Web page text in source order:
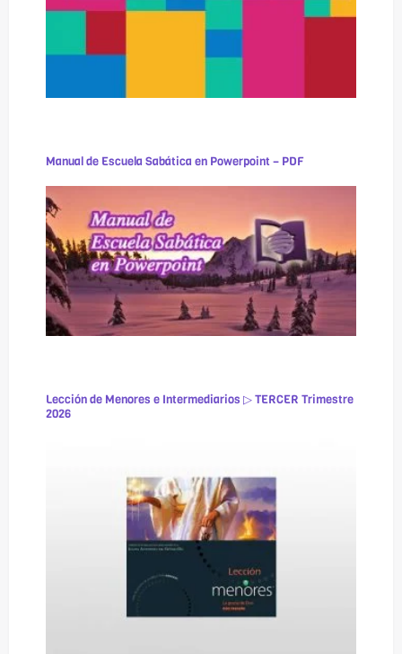
Manual de Escuela Sabática en Powerpoint – PDF
Lección de Menores e Intermediarios ▷ TERCER Trimestre
2026